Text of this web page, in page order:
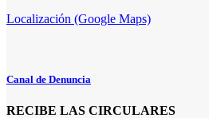
Localización (Google Maps)
Canal de Denuncia
RECIBE LAS CIRCULARES